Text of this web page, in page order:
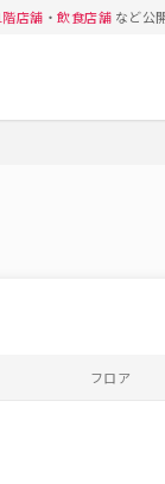
階店舗 ・飲食店舗 など公
フロア